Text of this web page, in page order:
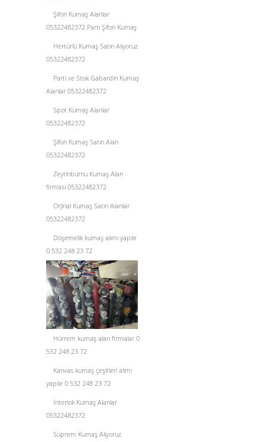
Şifon Kumaş Alanlar
05322482372 Parti Şifon Kumaş
Hertürlü Kumaş Satın Alıyoruz
05322482372
Parti ve Stok Gabardin Kumaş
Alanlar 05322482372
Spot Kumaş Alanlar
05322482372
Şifon Kumaş Satın Alan
05322482372
Zeytinburnu Kumaş Alan
firması 05322482372
Orjinal Kumaş Satın Alanlar
05322482372
Döşemelik kumaş alımı yapılır
0 532 248 23 72
Hürrem kumaş alan firmalar 0
532 248 23 72
Kanvas kumaş çeşitleri alımı
yapılır 0 532 248 23 72
İnterlok Kumaş Alanlar
05322482372
Süprem Kumaş Alıyoruz